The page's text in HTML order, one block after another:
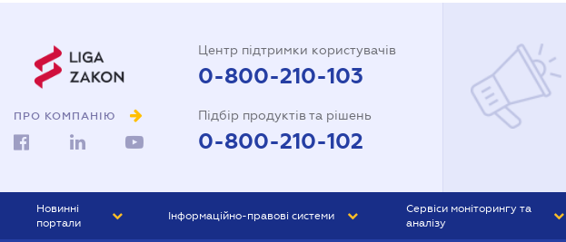
ПРО КОМПАНІЮ
Центр підтримки користувачів
0-800-210-103
Підбір продуктів та рішень
0-800-210-102
Новинні
портали
Інформаційно-правові системи
Сервіси моніторингу та
аналізу